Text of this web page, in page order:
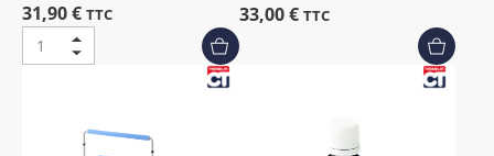
31,90 € TTC 33,00 € TTC